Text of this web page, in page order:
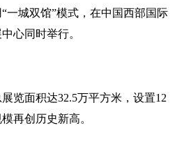
一城双馆”模式，在中国西部国际
心同时举行。
览面积达32.5万平方米，设置12
再创历史新高。